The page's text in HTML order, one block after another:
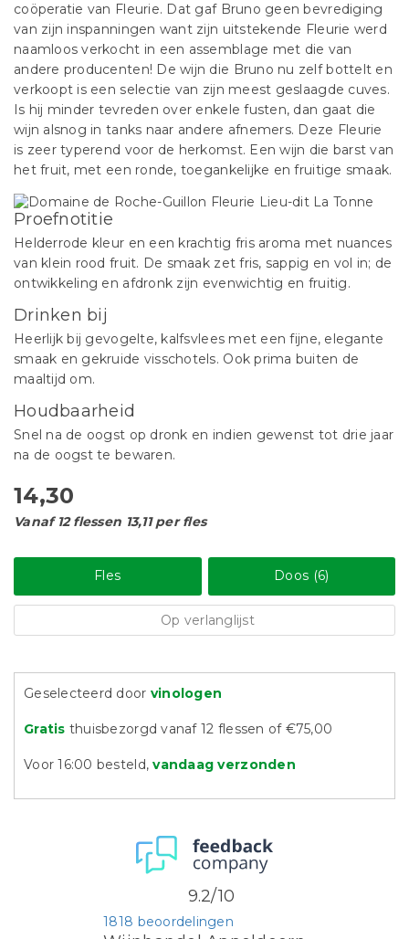
coöperatie van Fleurie. Dat gaf Bruno geen bevrediging
van zijn inspanningen want zijn uitstekende Fleurie werd
naamloos verkocht in een assemblage met die van
andere producenten! De wijn die Bruno nu zelf bottelt en
verkoopt is een selectie van zijn meest geslaagde cuves.
Is hij minder tevreden over enkele fusten, dan gaat die
wijn alsnog in tanks naar andere afnemers. Deze Fleurie
is zeer typerend voor de herkomst. Een wijn die barst van
het fruit, met een ronde, toegankelijke en fruitige smaak.
Proefnotitie
Helderrode kleur en een krachtig fris aroma met nuances
van klein rood fruit. De smaak zet fris, sappig en vol in; de
ontwikkeling en afdronk zijn evenwichtig en fruitig.
Drinken bij
Heerlijk bij gevogelte, kalfsvlees met een fijne, elegante
smaak en gekruide visschotels. Ook prima buiten de
maaltijd om.
Houdbaarheid
Snel na de oogst op dronk en indien gewenst tot drie jaar
na de oogst te bewaren.
14,30
Vanaf 12 flessen 13,11 per fles
Fles Doos (6)
Op verlanglijst
Geselecteerd door vinologen
Gratis thuisbezorgd vanaf 12 flessen of €75,00
Voor 16:00 besteld,vandaag verzonden
1818 beoordelingen
9.2/10